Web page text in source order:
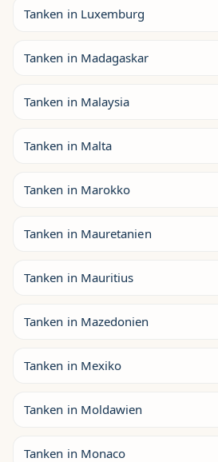
Tanken in Luxemburg
Tanken in Madagaskar
Tanken in Malaysia
Tanken in Malta
Tanken in Marokko
Tanken in Mauretanien
Tanken in Mauritius
Tanken in Mazedonien
Tanken in Mexiko
Tanken in Moldawien
Tanken in Monaco